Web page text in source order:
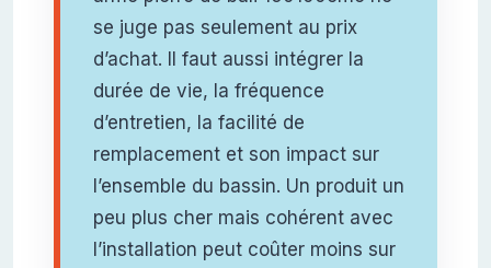
se juge pas seulement au prix
d’achat. Il faut aussi intégrer la
durée de vie, la fréquence
d’entretien, la facilité de
remplacement et son impact sur
l’ensemble du bassin. Un produit un
peu plus cher mais cohérent avec
l’installation peut coûter moins sur